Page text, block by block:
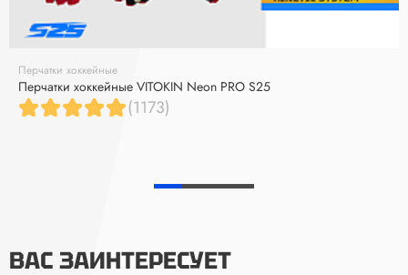
Перчатки хоккейные
Перчатки хоккейные VITOKIN Neon PRO S25
(1173)
ВАС ЗАИНТЕРЕСУЕТ